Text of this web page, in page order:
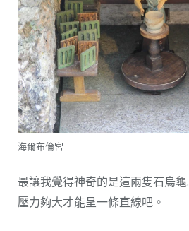
海爾布倫宮
最讓我覺得神奇的是這兩隻石烏
壓力夠大才能呈一條直線吧。